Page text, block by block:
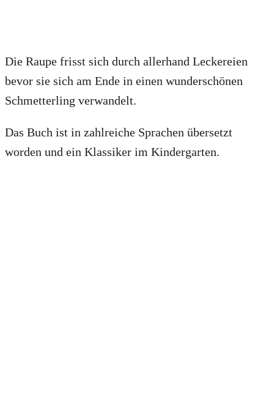
Die Raupe frisst sich durch allerhand Leckereien
bevor sie sich am Ende in einen wunderschönen
Schmetterling verwandelt.
Das Buch ist in zahlreiche Sprachen übersetzt
worden und ein Klassiker im Kindergarten.